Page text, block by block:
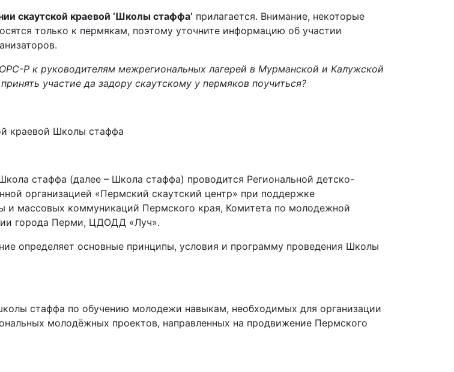
скаутской краевой ‘Школы стаффа’ прилагается. Внимание, некоторые
только к пермякам, поэтому уточните информацию об участии
Р к руководителям межрегиональных лагерей в Мурманской и Калужской
участие да задору скаутскому у пермяков поучиться?
краевой Школы стаффа
Школа стаффа (далее – Школа стаффа) проводится Региональной детско-
организацией «Пермский скаутский центр» при поддержке
и массовых коммуникаций Пермского края, Комитета по молодежной
города Перми, ЦДОДД «Луч».
определяет основные принципы, условия и программу проведения Школы
стаффа по обучению молодежи навыкам, необходимых для организации
молодёжных проектов, направленных на продвижение Пермского